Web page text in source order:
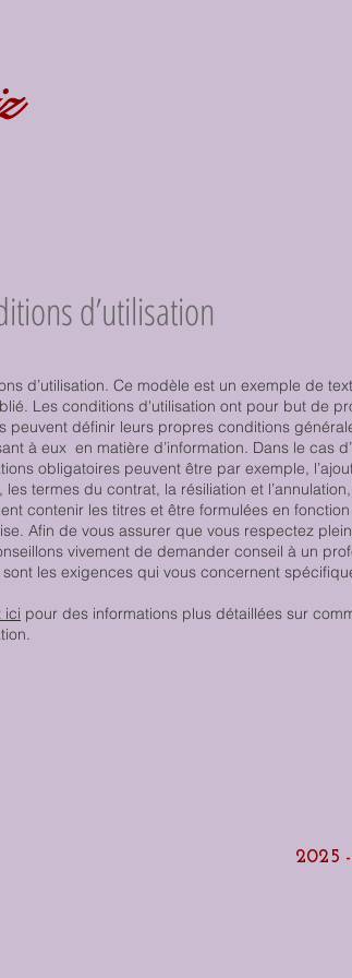
d’utilisation
d’utilisation. Ce modèle est un exemple de
Les conditions d'utilisation ont pour but de
peuvent définir leurs propres conditions
à eux en matière d’information. Dans le cas
obligatoires peuvent être par exemple,
les termes du contrat, la résiliation et
contenir les titres et être formulées en
Afin de vous assurer que vous respectez
vivement de demander conseil à un
les exigences qui vous concernent
ici pour des informations plus détaillées sur
2025